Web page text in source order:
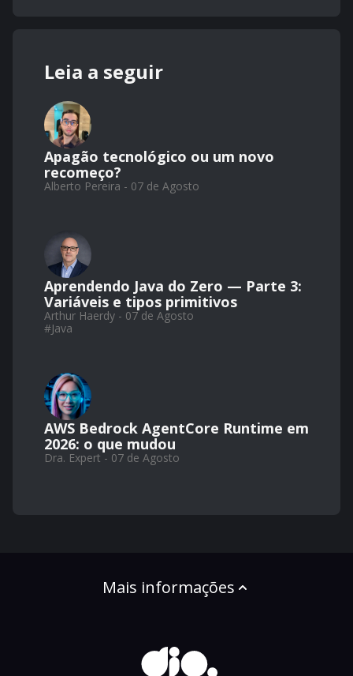
Leia a seguir
Apagão tecnológico ou um novo
recomeço?
Alberto Pereira - 07 de Agosto
Aprendendo Java do Zero — Parte 3:
Variáveis e tipos primitivos
Arthur Haerdy - 07 de Agosto
#Java
AWS Bedrock AgentCore Runtime em
2026: o que mudou
Dra. Expert - 07 de Agosto
Mais informações